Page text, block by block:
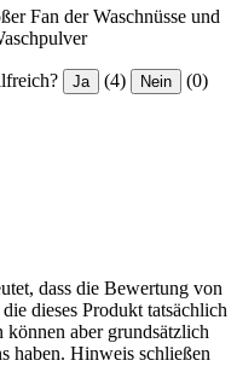
Fan der Waschnüsse und
Ja (4) Nein (0)
dass die Bewertung von
dieses Produkt tatsächlich
aber grundsätzlich
haben. Hinweis schließen